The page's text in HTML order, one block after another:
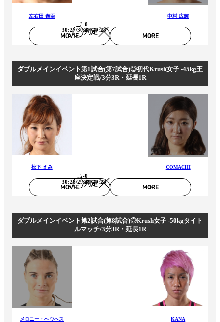
左右田 泰臣
判定
3-0
30:27/30:27/29:28
中村 広輝
MOVIE MORE
ダブルメインイベント第1試合(第7試合)◎初代Krush女子 -45kg王
座決定戦/3分3R・延長1R
松下 えみ
判定
2-0
30:28/29:29/29:28
COMACHI
MOVIE MORE
ダブルメインイベント第2試合(第8試合)◎Krush女子 -50kgタイト
ルマッチ/3分3R・延長1R
メロニー・ヘウヘス KANA